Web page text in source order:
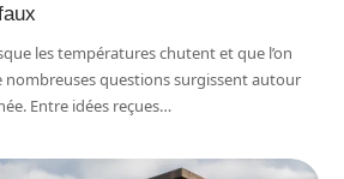
les températures chutent et que l’on
nombreuses questions surgissent autour
Entre idées reçues…